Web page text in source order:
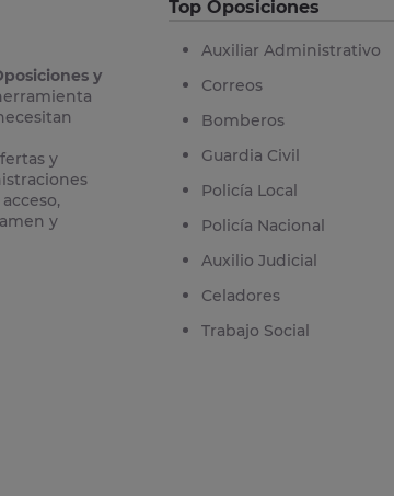
y
y
y
Top Oposiciones
Auxiliar Administrativo
Correos
Bomberos
Guardia Civil
Policía Local
Policía Nacional
Auxilio Judicial
Celadores
Trabajo Social